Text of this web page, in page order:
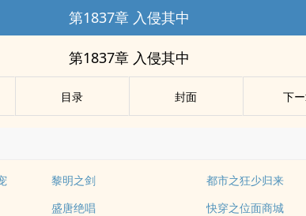
第1837章 入侵其中
第1837章 入侵其中
目录 封面 下
黎明之剑
都市之狂少归来
盛唐绝唱 快穿之位面商城